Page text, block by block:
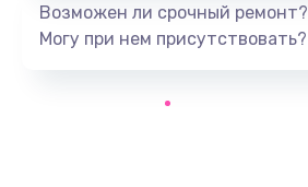
Заказать
Возможен ли срочный ремонт?
Могу при нем присутствовать?